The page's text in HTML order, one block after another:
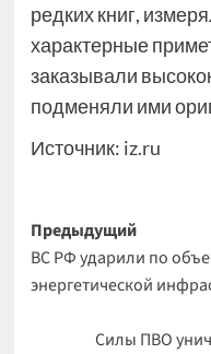
редких книг,
характерные
заказывали
подменяли ими
Источник: iz.ru
Навигация
записи
Предыдущий
ВС РФ ударили по
энергетической
Силы ПВО